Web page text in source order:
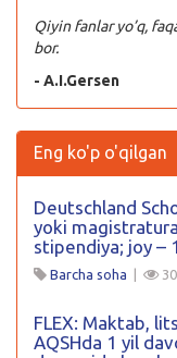
Qiyin fanlar yo’q,
bor.
- A.I.Gersen
Eng ko'p o'qilgan
Deutschland
yoki
stipendiya; joy –
Barcha soha |
FLEX: Maktab,
AQSHda 1 yil